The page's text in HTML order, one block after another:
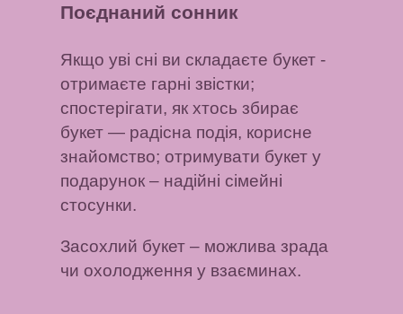
Поєднаний сонник
Якщо уві сні ви складаєте букет -
отримаєте гарні звістки;
спостерігати, як хтось збирає
букет — радісна подія, корисне
знайомство; отримувати букет у
подарунок – надійні сімейні
стосунки.
Засохлий букет – можлива зрада
чи охолодження у взаєминах.